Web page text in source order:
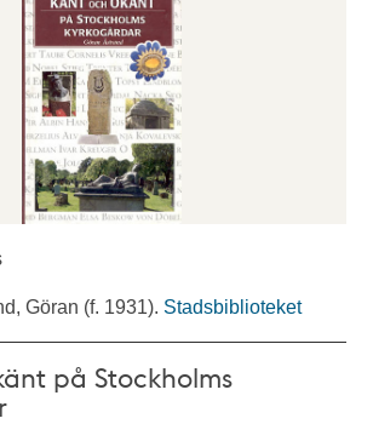
Göran (f. 1931). Stadsbiblioteket
på Stockholms